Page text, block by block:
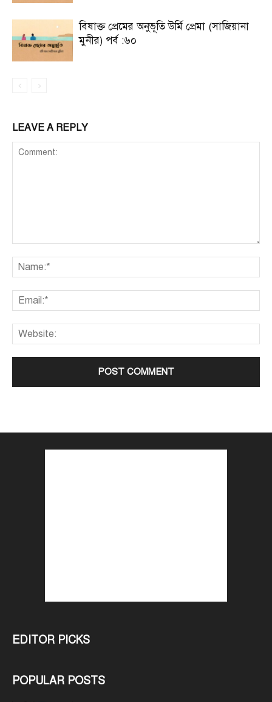
বিষাক্ত প্রেমের অনুভূতি উর্মি প্রেমা (সাজিয়ানা
মুনীর) পর্ব :৬০
LEAVE A REPLY
EDITOR PICKS
POPULAR POSTS